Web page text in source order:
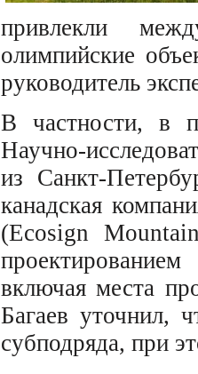
привлекли
олимпийские
руководитель
В частности, в
Научно-
из Санкт-
канадская
(Ecosign
включая места
Багаев уточнил,
субподряда, при